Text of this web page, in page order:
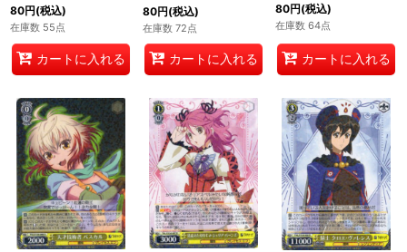
80円(税込)
在庫数 55点
カートに入れる
80円(税込)
在庫数 72点
カートに入れる
80円(税込)
在庫数 64点
カートに入れる